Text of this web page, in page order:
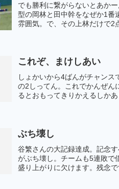
でも勝利に繋がらないとあか
型の岡林と田中幹をなぜか1番
雰囲気。で、その上林だけで2
これぞ、まけしあい
しょかいから4ばんがチャン
の2しってん。これでかんぜん
るとおもってきりかえるしか
ぶち壊し
谷繁さんの大記録達成。記念
がぶち壊し。チームも5連敗で
盛り上がりに欠けます。残念